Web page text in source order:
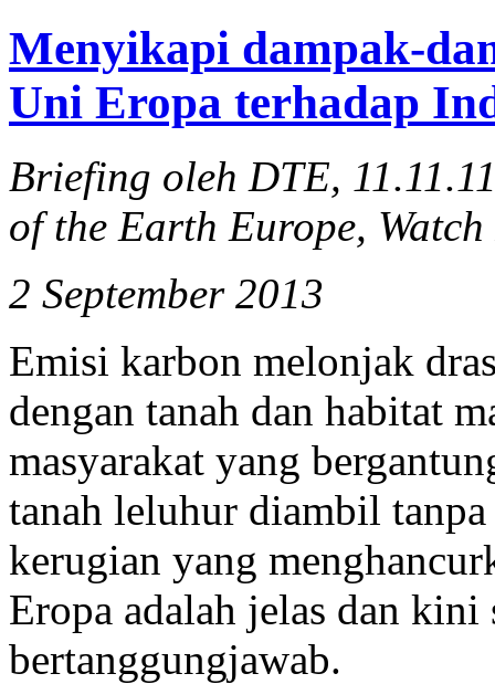
Menyikapi dampak-
Uni Eropa terhadap
Briefing oleh DTE,
of the Earth Europe,
2 September 2013
Emisi karbon melonjak
dengan tanah dan habitat
masyarakat yang
tanah leluhur diambil
kerugian yang
Eropa adalah jelas dan kini
bertanggungjawab.